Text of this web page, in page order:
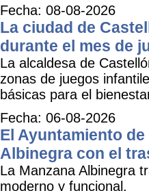
Fecha: 08-08-2026
La ciudad de
durante el mes de
La alcaldesa de
zonas de juegos
básicas para el
Fecha: 06-08-2026
El Ayuntamiento
Albinegra con el
La Manzana Albinegra
moderno y funcional.